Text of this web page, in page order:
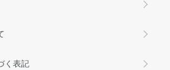
く表記